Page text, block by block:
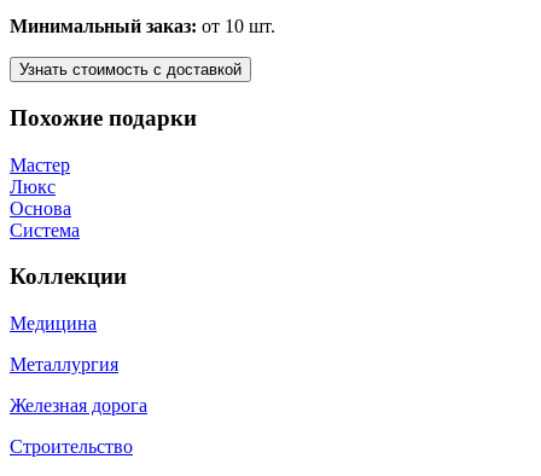
Минимальный заказ: от 10 шт.
Узнать стоимость с доставкой
Похожие подарки
Мастер
Люкс
Основа
Система
Коллекции
Медицина
Металлургия
Железная дорога
Строительство